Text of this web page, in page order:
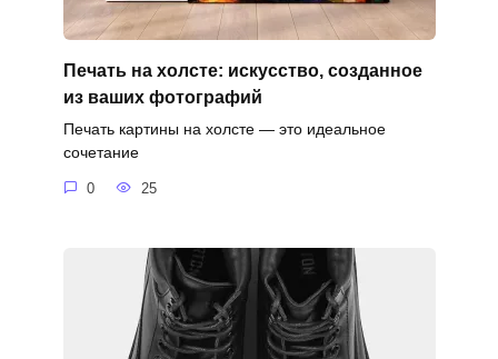
Печать на холсте: искусство, созданное
из ваших фотографий
Печать картины на холсте — это идеальное
сочетание
0 25